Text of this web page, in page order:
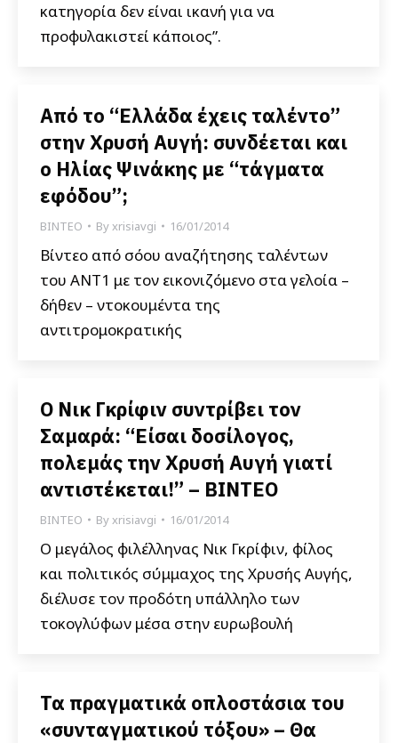
κατηγορία δεν είναι ικανή για να
προφυλακιστεί κάποιος”.
Από το “Ελλάδα έχεις ταλέντο”
στην Χρυσή Αυγή: συνδέεται και
ο Ηλίας Ψινάκης με “τάγματα
εφόδου”;
ΒΙΝΤΕΟ Byxrisiavgi 16/01/2014
Βίντεο από σόου αναζήτησης ταλέντων
του ΑΝΤ1 με τον εικονιζόμενο στα γελοία –
δήθεν – ντοκουμέντα της
αντιτρομοκρατικής
Ο Νικ Γκρίφιν συντρίβει τον
Σαμαρά: “Είσαι δοσίλογος,
πολεμάς την Χρυσή Αυγή γιατί
αντιστέκεται!” – ΒΙΝΤΕΟ
ΒΙΝΤΕΟ Byxrisiavgi 16/01/2014
Ο μεγάλος φιλέλληνας Νικ Γκρίφιν, φίλος
και πολιτικός σύμμαχος της Χρυσής Αυγής,
διέλυσε τον προδότη υπάλληλο των
τοκογλύφων μέσα στην ευρωβουλή
Τα πραγματικά οπλοστάσια του
«συνταγματικού τόξου» – Θα